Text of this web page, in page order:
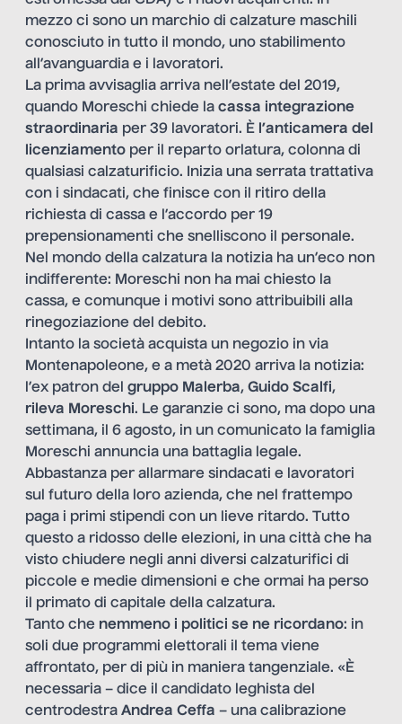
mezzo ci sono un marchio di calzature maschili
conosciuto in tutto il mondo, uno stabilimento
all’avanguardia e i lavoratori.
La prima avvisaglia arriva nell’estate del 2019,
quando Moreschi chiede la cassa integrazione
straordinaria per 39 lavoratori. È l’anticamera del
licenziamento per il reparto orlatura, colonna di
qualsiasi calzaturificio. Inizia una serrata trattativa
con i sindacati, che finisce con il ritiro della
richiesta di cassa e l’accordo per 19
prepensionamenti che snelliscono il personale.
Nel mondo della calzatura la notizia ha un’eco non
indifferente: Moreschi non ha mai chiesto la
cassa, e comunque i motivi sono attribuibili alla
rinegoziazione del debito.
Intanto la società acquista un negozio in via
Montenapoleone, e a metà 2020 arriva la notizia:
l’ex patron del gruppo Malerba, Guido Scalfi,
rileva Moreschi. Le garanzie ci sono, ma dopo una
settimana, il 6 agosto, in un comunicato la famiglia
Moreschi annuncia una battaglia legale.
Abbastanza per allarmare sindacati e lavoratori
sul futuro della loro azienda, che nel frattempo
paga i primi stipendi con un lieve ritardo. Tutto
questo a ridosso delle elezioni, in una città che ha
visto chiudere negli anni diversi calzaturifici di
piccole e medie dimensioni e che ormai ha perso
il primato di capitale della calzatura.
Tanto che nemmeno i politici se ne ricordano: in
soli due programmi elettorali il tema viene
affrontato, per di più in maniera tangenziale. «È
necessaria – dice il candidato leghista del
centrodestra Andrea Ceffa – una calibrazione